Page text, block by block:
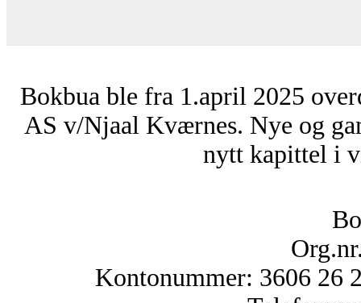
Bokbua ble fra 1.april 2025
AS v/Njaal Kværnes. Nye og
nytt kapittel i
Kontonummer: 3606 26